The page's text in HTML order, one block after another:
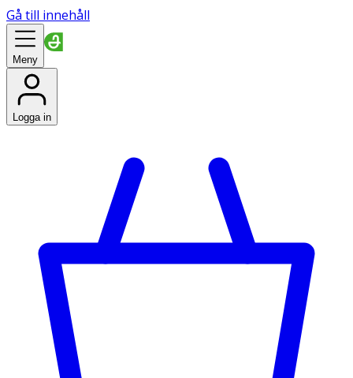
Gå till innehåll
Meny
Logga in